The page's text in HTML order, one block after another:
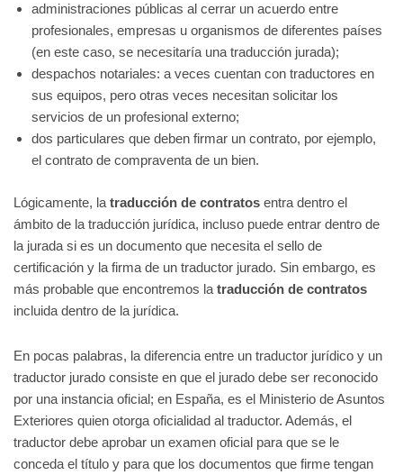
administraciones públicas al cerrar un acuerdo entre
profesionales, empresas u organismos de diferentes países
(en este caso, se necesitaría una traducción jurada);
despachos notariales: a veces cuentan con traductores en
sus equipos, pero otras veces necesitan solicitar los
servicios de un profesional externo;
dos particulares que deben firmar un contrato, por ejemplo,
el contrato de compraventa de un bien.
Lógicamente, la traducción de contratos entra dentro el
ámbito de la traducción jurídica, incluso puede entrar dentro de
la jurada si es un documento que necesita el sello de
certificación y la firma de un traductor jurado. Sin embargo, es
más probable que encontremos la traducción de contratos
incluida dentro de la jurídica.
En pocas palabras, la diferencia entre un traductor jurídico y un
traductor jurado consiste en que el jurado debe ser reconocido
por una instancia oficial; en España, es el Ministerio de Asuntos
Exteriores quien otorga oficialidad al traductor. Además, el
traductor debe aprobar un examen oficial para que se le
conceda el título y para que los documentos que firme tengan